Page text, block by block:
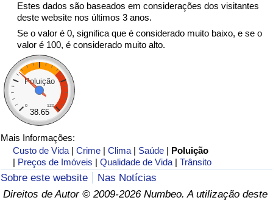
Estes dados são baseados em considerações dos visitantes
deste website nos últimos 3 anos.
Se o valor é 0, significa que é considerado muito baixo, e se o
valor é 100, é considerado muito alto.
Poluição
0 120
38.65
Mais Informações:
Custo de Vida |Crime |Clima | Saúde | Poluição
| Preços de Imóveis |Qualidade de Vida |Trânsito
Sobre este website
Nas Notícias
Direitos de Autor © 2009-2026 Numbeo. A utilização deste
Indicador de Trânsito por País